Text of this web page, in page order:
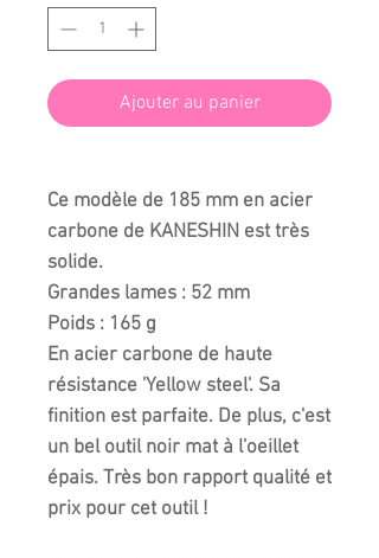
Ajouter au panier
Ce modèle de 185 mm en acier
carbone de KANESHIN est très
solide.
Grandes lames : 52 mm
Poids : 165 g
En acier carbone de haute
résistance 'Yellow steel'. Sa
finition est parfaite. De plus, c'est
un bel outil noir mat à l'oeillet
épais. Très bon rapport qualité et
prix pour cet outil !